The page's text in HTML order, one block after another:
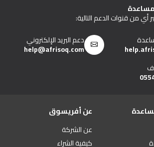
أي من قنوات الدعم التالية:
دعم البريد الإلكتروني
help@afrisoq.com
عن أفريسوق
عن الشركة
كيفية الشراء